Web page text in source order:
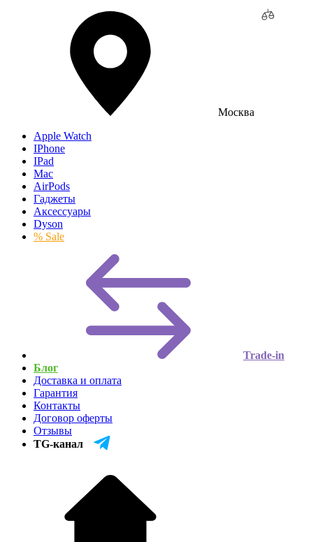
Москва
Apple Watch
IPhone
IPad
Mac
AirPods
Гаджеты
Аксессуары
Dyson
% Sale
Trade-in
Блог
Доставка и оплата
Гарантия
Контакты
Договор оферты
Отзывы
TG-канал